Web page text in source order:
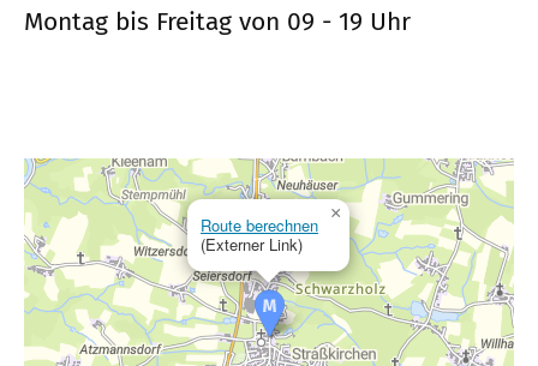
Montag bis Freitag von 09 - 19 Uhr
Route berechnen
(Externer Link)
×